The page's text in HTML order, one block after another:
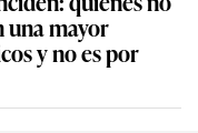
una mayor
y no es por